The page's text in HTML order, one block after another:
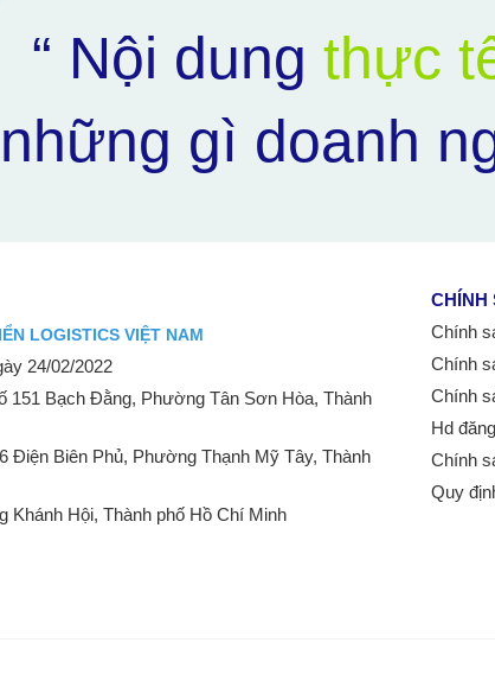
“ Nội dung thực
gì doanh
LOGISTICS VIỆT NAM
24/02/2022
151 Bạch Đằng, Phường Tân Sơn Hòa, Thành
Điện Biên Phủ, Phường Thạnh Mỹ Tây, Thành
Hội, Thành phố Hồ Chí Minh
CHÍNH
Chính
Chính
Chính
Hd
Chính
Quy